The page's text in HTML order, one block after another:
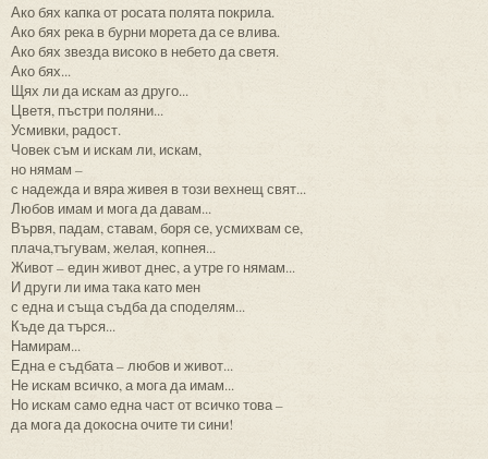
Ако бях капка от росата полята покрила.
Ако бях река в бурни морета да се влива.
Ако бях звезда високо в небето да светя.
Ако бях...
Щях ли да искам аз друго...
Цветя, пъстри поляни...
Усмивки, радост.
Човек съм и искам ли, искам,
но нямам –
с надежда и вяра живея в този вехнещ свят...
Любов имам и мога да давам...
Вървя, падам, ставам, боря се, усмихвам се,
плача,тъгувам, желая, копнея...
Живот – един живот днес, а утре го нямам...
И други ли има така като мен
с една и съща съдба да споделям...
Къде да търся...
Намирам...
Една е съдбата – любов и живот...
Не искам всичко, а мога да имам...
Но искам само една част от всичко това –
да мога да докосна очите ти сини!